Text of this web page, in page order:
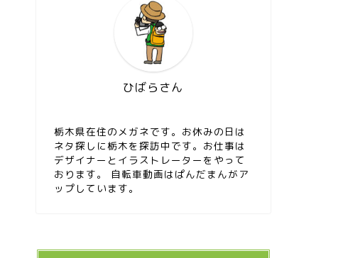
ひばらさん
栃木県在住のメガネです。お休みの日は
ネタ探しに栃木を探訪中です。お仕事は
デザイナーとイラストレーターをやって
おります。 自転車動画はぱんだまんがア
ップしています。